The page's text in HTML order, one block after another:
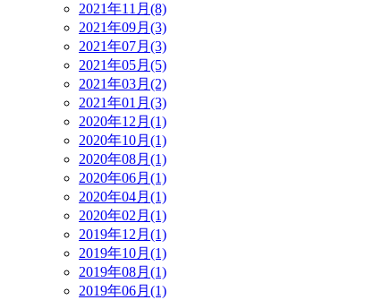
2021年11月(8)
2021年09月(3)
2021年07月(3)
2021年05月(5)
2021年03月(2)
2021年01月(3)
2020年12月(1)
2020年10月(1)
2020年08月(1)
2020年06月(1)
2020年04月(1)
2020年02月(1)
2019年12月(1)
2019年10月(1)
2019年08月(1)
2019年06月(1)